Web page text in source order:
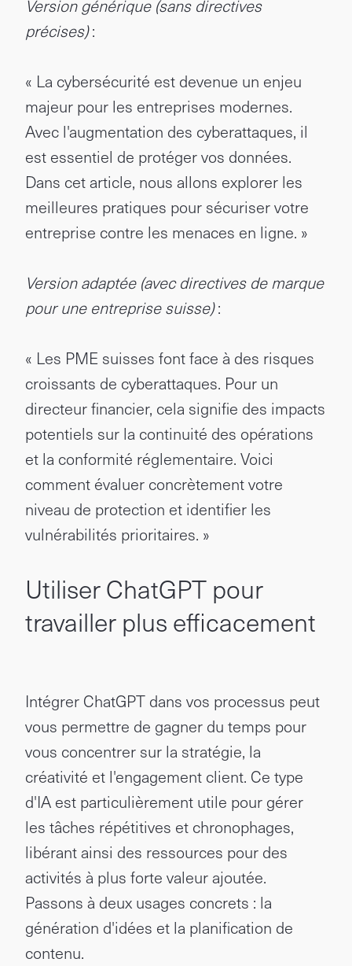
Version générique (sans directives
précises):
« La cybersécurité est devenue un enjeu
majeur pour les entreprises modernes.
Avec l'augmentation des cyberattaques, il
est essentiel de protéger vos données.
Dans cet article, nous allons explorer les
meilleures pratiques pour sécuriser votre
entreprise contre les menaces en ligne. »
Version adaptée (avec directives de marque
pour une entreprise suisse):
« Les PME suisses font face à des risques
croissants de cyberattaques. Pour un
directeur financier, cela signifie des impacts
potentiels sur la continuité des opérations
et la conformité réglementaire. Voici
comment évaluer concrètement votre
niveau de protection et identifier les
vulnérabilités prioritaires. »
Utiliser ChatGPT pour
travailler plus efficacement
Intégrer ChatGPT dans vos processus peut
vous permettre de gagner du temps pour
vous concentrer sur la stratégie, la
créativité et l'engagement client. Ce type
d'IA est particulièrement utile pour gérer
les tâches répétitives et chronophages,
libérant ainsi des ressources pour des
activités à plus forte valeur ajoutée.
Passons à deux usages concrets : la
génération d'idées et la planification de
contenu.